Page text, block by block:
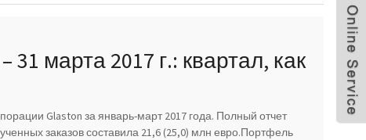
марта 2017 г.: квартал, как
Glaston за январь-март 2017 года. Полный отчет
заказов составила 21,6 (25,0) млн евро.Портфель